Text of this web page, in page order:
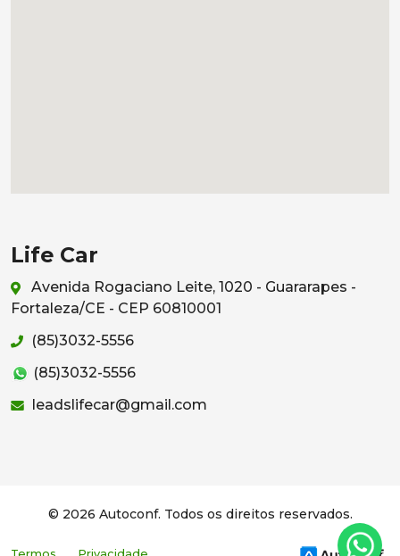
Life Car
Avenida Rogaciano Leite, 1020 - Guararapes -
Fortaleza/CE - CEP 60810001
(85)3032-5556
(85)3032-5556
leadslifecar@gmail.com
© 2026 Autoconf. Todos os direitos reservados.